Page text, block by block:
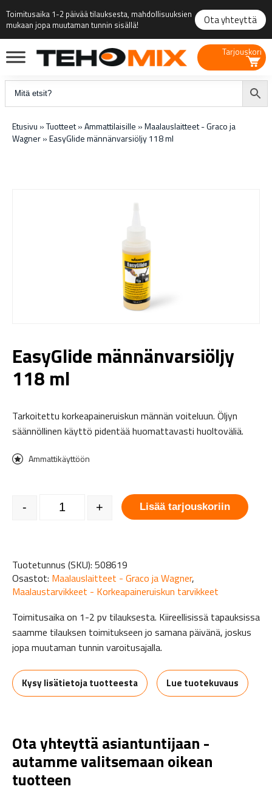
Toimitusaika 1-2 päivää tilauksesta, mahdollisuuksien
mukaan jopa muutaman tunnin sisällä!
Ota yhteyttä
Tarjouskori
Etusivu »Tuotteet»Ammattilaisille »Maalauslaitteet - Graco ja
Wagner»EasyGlide männänvarsiöljy 118 ml
EasyGlide männänvarsiöljy
118 ml
Tarkoitettu korkeapaineruiskun männän voiteluun. Öljyn
säännöllinen käyttö pidentää huomattavasti huoltoväliä.
Ammattikäyttöön
EasyGlide männänvarsiöljy 118 ml määrä
- + Lisää tarjouskoriin
Tuotetunnus (SKU): 508619
Osastot: Maalauslaitteet - Graco ja Wagner,
Maalaustarvikkeet - Korkeapaineruiskun tarvikkeet
Toimitusaika on 1-2 pv tilauksesta. Kiireellisissä tapauksissa
saamme tilauksen toimitukseen jo samana päivänä, joskus
jopa muutaman tunnin varoitusajalla.
Kysy lisätietoja tuotteesta Lue tuotekuvaus
Ota yhteyttä asiantuntijaan -
autamme valitsemaan oikean
tuotteen